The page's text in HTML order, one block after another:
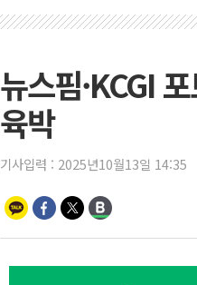
뉴스핌·KCGI
육박
기사입력 : 2025년10월13일 14:35